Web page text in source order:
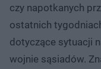
czy napotkanych
ostatnich
dotyczące sytuacji
wojnie sąsiadów.